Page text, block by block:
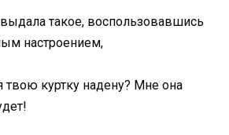
такое, воспользовавшись
настроением,
куртку надену? Мне она